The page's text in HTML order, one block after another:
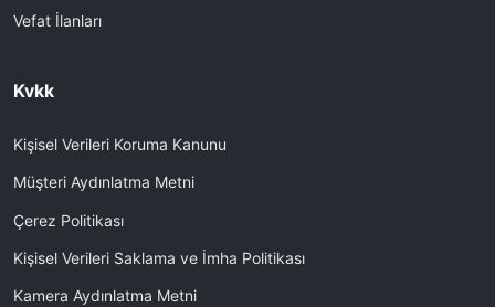
Vefat İlanları
Kvkk
Kişisel Verileri Koruma Kanunu
Müşteri Aydınlatma Metni
Çerez Politikası
Kişisel Verileri Saklama ve İmha Politikası
Kamera Aydınlatma Metni